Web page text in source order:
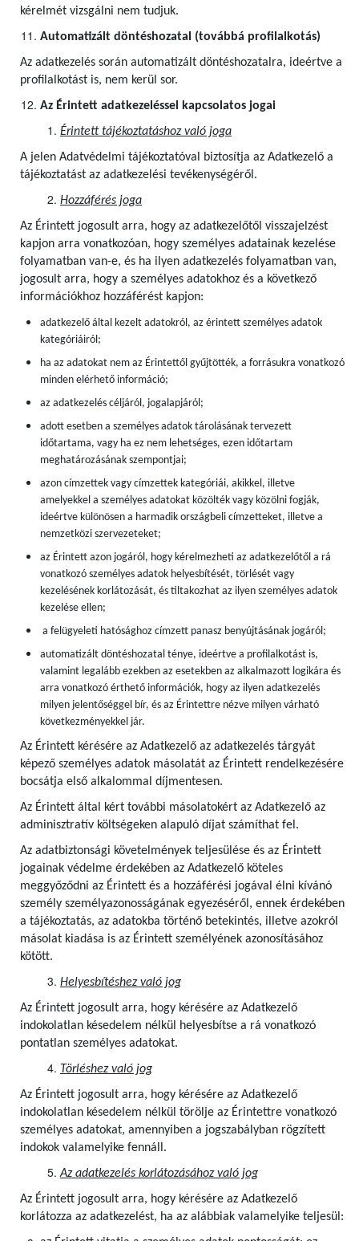
kérelmét vizsgálni nem tudjuk.
Automatizált döntéshozatal (továbbá profilalkotás)
Az adatkezelés során automatizált döntéshozatalra, ideértve a
profilalkotást is, nem kerül sor.
Az Érintett adatkezeléssel kapcsolatos jogai
Érintett tájékoztatáshoz való joga
A jelen Adatvédelmi tájékoztatóval biztosítja az Adatkezelő a
tájékoztatást az adatkezelési tevékenységéről.
Hozzáférés joga
Az Érintett jogosult arra, hogy az adatkezelőtől visszajelzést
kapjon arra vonatkozóan, hogy személyes adatainak kezelése
folyamatban van-e, és ha ilyen adatkezelés folyamatban van,
jogosult arra, hogy a személyes adatokhoz és a következő
információkhoz hozzáférést kapjon:
adatkezelő által kezelt adatokról, az érintett személyes adatok
kategóriáiról;
ha az adatokat nem az Érintettől gyűjtötték, a forrásukra vonatkozó
minden elérhető információ;
az adatkezelés céljáról, jogalapjáról;
adott esetben a személyes adatok tárolásának tervezett
időtartama, vagy ha ez nem lehetséges, ezen időtartam
meghatározásának szempontjai;
azon címzettek vagy címzettek kategóriái, akikkel, illetve
amelyekkel a személyes adatokat közölték vagy közölni fogják,
ideértve különösen a harmadik országbeli címzetteket, illetve a
nemzetközi szervezeteket;
az Érintett azon jogáról, hogy kérelmezheti az adatkezelőtől a rá
vonatkozó személyes adatok helyesbítését, törlését vagy
kezelésének korlátozását, és tiltakozhat az ilyen személyes adatok
kezelése ellen;
a felügyeleti hatósághoz címzett panasz benyújtásának jogáról;
automatizált döntéshozatal ténye, ideértve a profilalkotást is,
valamint legalább ezekben az esetekben az alkalmazott logikára és
arra vonatkozó érthető információk, hogy az ilyen adatkezelés
milyen jelentőséggel bír, és az Érintettre nézve milyen várható
következményekkel jár.
Az Érintett kérésére az Adatkezelő az adatkezelés tárgyát
képező személyes adatok másolatát az Érintett rendelkezésére
bocsátja első alkalommal díjmentesen.
Az Érintett által kért további másolatokért az Adatkezelő az
adminisztratív költségeken alapuló díjat számíthat fel.
Az adatbiztonsági követelmények teljesülése és az Érintett
jogainak védelme érdekében az Adatkezelő köteles
meggyőződni az Érintett és a hozzáférési jogával élni kívánó
személy személyazonosságának egyezéséről, ennek érdekében
a tájékoztatás, az adatokba történő betekintés, illetve azokról
másolat kiadása is az Érintett személyének azonosításához
kötött.
Helyesbítéshez való jog
Az Érintett jogosult arra, hogy kérésére az Adatkezelő
indokolatlan késedelem nélkül helyesbítse a rá vonatkozó
pontatlan személyes adatokat.
Törléshez való jog
Az Érintett jogosult arra, hogy kérésére az Adatkezelő
indokolatlan késedelem nélkül törölje az Érintettre vonatkozó
személyes adatokat, amennyiben a jogszabályban rögzített
indokok valamelyike fennáll.
Az adatkezelés korlátozásához való jog
Az Érintett jogosult arra, hogy kérésére az Adatkezelő
korlátozza az adatkezelést, ha az alábbiak valamelyike teljesül: